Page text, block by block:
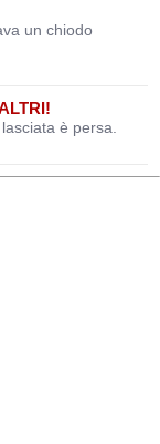
un chiodo
è persa.